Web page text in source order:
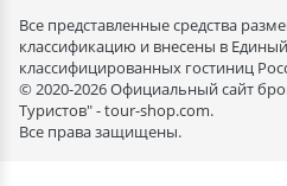
Все представленные средства
классификацию и внесены в
классифицированных гостиниц
© 2020-2026 Официальный сайт
Туристов" - tour-shop.com.
Все права защищены.